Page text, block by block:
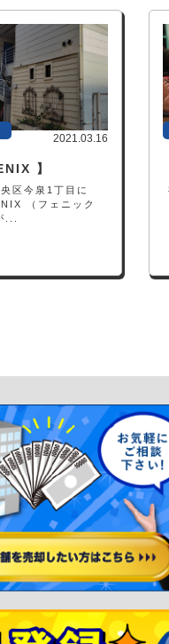
2021.03.16
】
区今泉1丁目に
（フェニック
...